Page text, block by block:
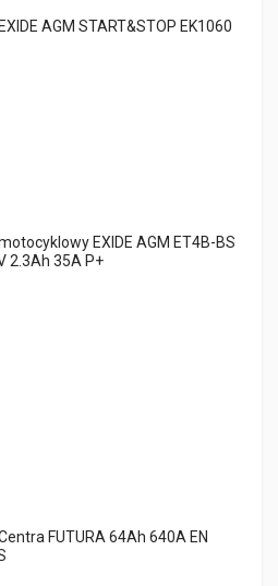
AGM START&STOP EK1060
EXIDE AGM ET4B-BS
2.3Ah 35A P+
FUTURA 64Ah 640A EN